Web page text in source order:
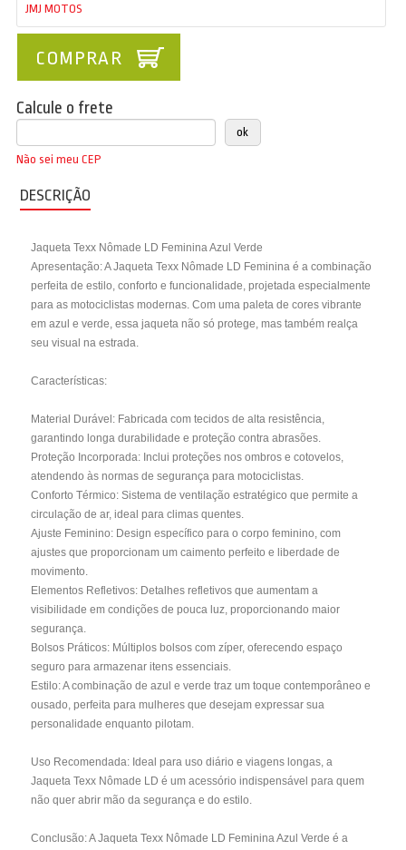
COMPRAR
JMJ MOTOS
Calcule o frete
Não sei meu CEP
DESCRIÇÃO
Jaqueta Texx Nômade LD Feminina Azul Verde
Apresentação: A Jaqueta Texx Nômade LD Feminina é a combinação
perfeita de estilo, conforto e funcionalidade, projetada especialmente
para as motociclistas modernas. Com uma paleta de cores vibrante
em azul e verde, essa jaqueta não só protege, mas também realça
seu visual na estrada.
Características:
Material Durável: Fabricada com tecidos de alta resistência,
garantindo longa durabilidade e proteção contra abrasões.
Proteção Incorporada: Inclui proteções nos ombros e cotovelos,
atendendo às normas de segurança para motociclistas.
Conforto Térmico: Sistema de ventilação estratégico que permite a
circulação de ar, ideal para climas quentes.
Ajuste Feminino: Design específico para o corpo feminino, com
ajustes que proporcionam um caimento perfeito e liberdade de
movimento.
Elementos Refletivos: Detalhes refletivos que aumentam a
visibilidade em condições de pouca luz, proporcionando maior
segurança.
Bolsos Práticos: Múltiplos bolsos com zíper, oferecendo espaço
seguro para armazenar itens essenciais.
Estilo: A combinação de azul e verde traz um toque contemporâneo e
ousado, perfeita para mulheres que desejam expressar sua
personalidade enquanto pilotam.
Uso Recomendada: Ideal para uso diário e viagens longas, a
Jaqueta Texx Nômade LD é um acessório indispensável para quem
não quer abrir mão da segurança e do estilo.
Conclusão: A Jaqueta Texx Nômade LD Feminina Azul Verde é a